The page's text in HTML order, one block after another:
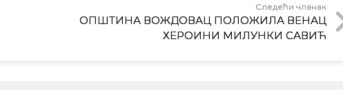
Следећи чланак
ОПШТИНА ВОЖДОВАЦ ПОЛОЖИЛА ВЕНАЦ
ХЕРОИНИ МИЛУНКИ САВИЋ